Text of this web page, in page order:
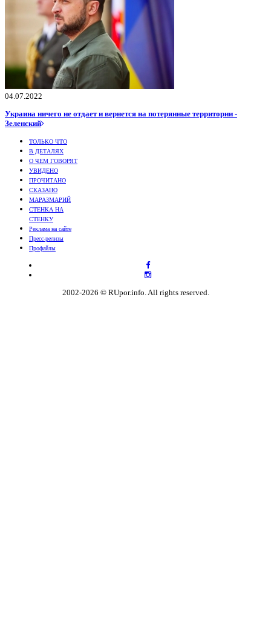
04.07.2022
Украина ничего не отдает и вернется на потерянные территории -
Зеленский
ТОЛЬКО ЧТО
В ДЕТАЛЯХ
О ЧЕМ ГОВОРЯТ
УВИДЕНО
ПРОЧИТАНО
СКАЗАНО
МАРАЗМАРИЙ
СТЕНКА НА
СТЕНКУ
Реклама на сайте
Пресс-релизы
Профайлы
2002-2026 © RUpor.info. All rights reserved.